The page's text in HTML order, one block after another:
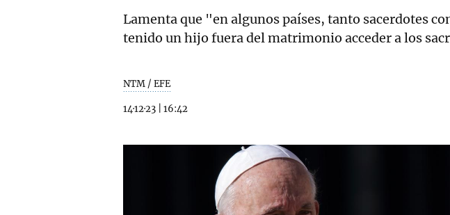
Lamenta que "en algunos países, tanto sacerdotes
tenido un hijo fuera del matrimonio acceder a los
NTM / EFE
14·12·23 16:42